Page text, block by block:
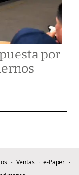
por
Ventas
e-Paper